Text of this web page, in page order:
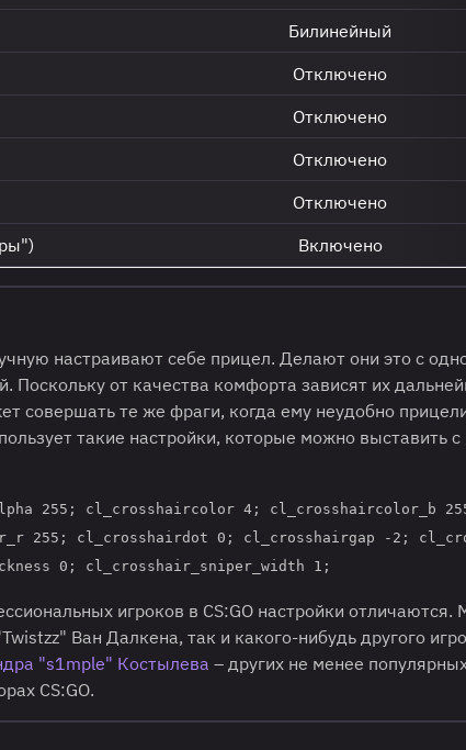
Билинейный
Отключено
Отключено
Отключено
Отключено
Включено
настраивают себе прицел. Делают они это с
от качества комфорта зависят их
совершать те же фраги, когда ему неудобно
такие настройки, которые можно выставить
255; cl_crosshaircolor 4; cl_crosshaircolor_b
255; cl_crosshairdot 0; cl_crosshairgap -2;
0; cl_crosshair_sniper_width 1;
игроков в CS:GO настройки отличаются.
Ван Далкена, так и какого-нибудь другого
"s1mple" Костылева – других не менее
CS:GO.